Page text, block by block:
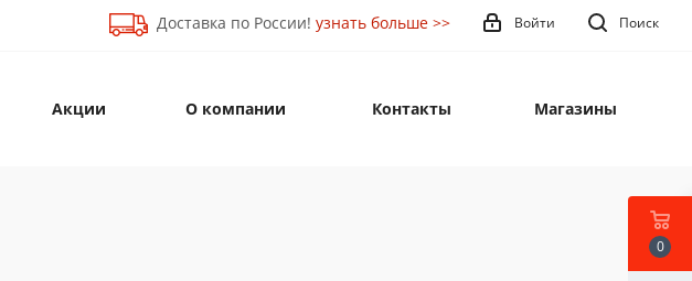
Поиск
Войти
Доставка по России! узнать больше >>
Акции О компании Контакты Магазины
0